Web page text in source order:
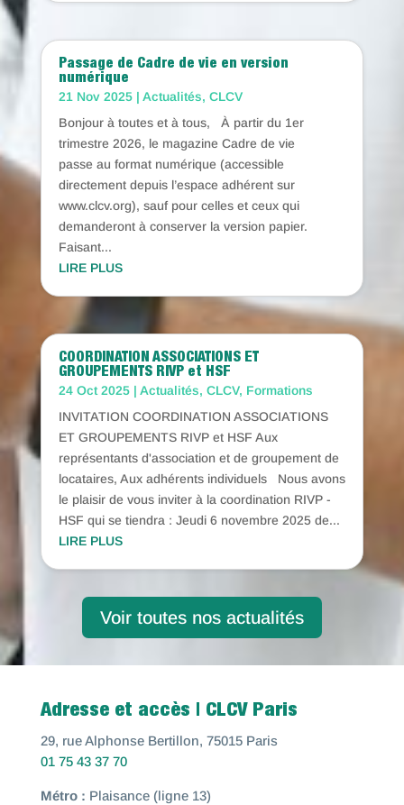
Passage de Cadre de vie en version
numérique
21 Nov 2025| Actualités, CLCV
Bonjour à toutes et à tous, À partir du 1er
trimestre 2026, le magazine Cadre de vie
passe au format numérique (accessible
directement depuis l’espace adhérent sur
www.clcv.org), sauf pour celles et ceux qui
demanderont à conserver la version papier.
Faisant...
LIRE PLUS
COORDINATION ASSOCIATIONS ET
GROUPEMENTS RIVP et HSF
24 Oct 2025| Actualités, CLCV, Formations
INVITATION COORDINATION ASSOCIATIONS
ET GROUPEMENTS RIVP et HSF Aux
représentants d'association et de groupement de
locataires, Aux adhérents individuels Nous avons
le plaisir de vous inviter à la coordination RIVP -
HSF qui se tiendra : Jeudi 6 novembre 2025 de...
LIRE PLUS
Voir toutes nos actualités
Adresse et accès | CLCV Paris
29, rue Alphonse Bertillon, 75015 Paris
01 75 43 37 70
Métro : Plaisance (ligne 13)